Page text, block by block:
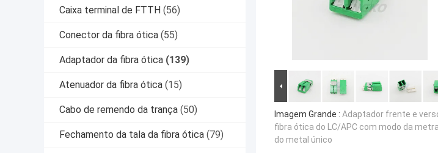
Caixa terminal de FTTH (56)
Conector da fibra ótica (55)
Adaptador da fibra ótica (139)
Atenuador da fibra ótica (15)
Cabo de remendo da trança (50)
Fechamento da tala da fibra ótica (79)
Imagem Grande : Adaptador frente e
fibra ótica do LC/APC com modo da
do metal único